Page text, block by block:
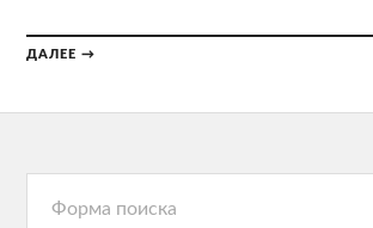
ДАЛЕЕ →